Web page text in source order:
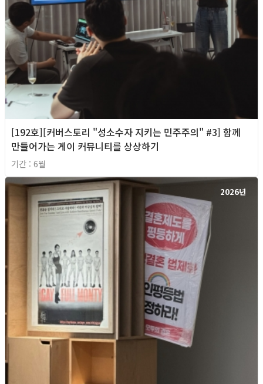
[192호][커버스토리 "성소수자 지키는 민주주의" #3] 함께
만들어가는 게이 커뮤니티를 상상하기
기간 : 6월
2026년